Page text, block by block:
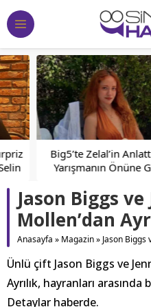
Big5’te Zelal’in Anlattıkları
Yarışmanın Önüne Geçti!
Jason Biggs ve
Mollen’dan
Anasayfa » Magazin» Jason Biggs
Ünlü çift Jason Biggs ve
Ayrılık, hayranları arasında
Detaylar haberde.